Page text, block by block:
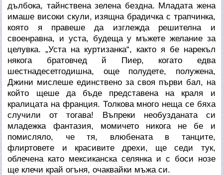
дълбока, тайнствена зелена бездна. Младата жена
имаше високи скули, изящна брадичка с трапчинка,
която я правеше да изглежда решителна и
своенравна, и уста, будеща у мъжете желание за
целувка. „Уста на куртизанка“, както я бе нарекъл
някога братовчед й Пиер, когато едва
шестнадесетгодишна, още полудете, полужена,
Джини мислеше единствено за своя първи бал, на
който щеше да бъде представена на краля и
кралицата на франция. Толкова много неща се бяха
случили от тогава! Въпреки необузданата си
младежка фантазия, момичето никога не бе и
помисляло, че тя, влюбената в танците,
флиртовете и красивите дрехи, ще седи тук,
облечена като мексиканска селянка и с боси нозе
ще клечи край огъня, очаквайки мъжа си.